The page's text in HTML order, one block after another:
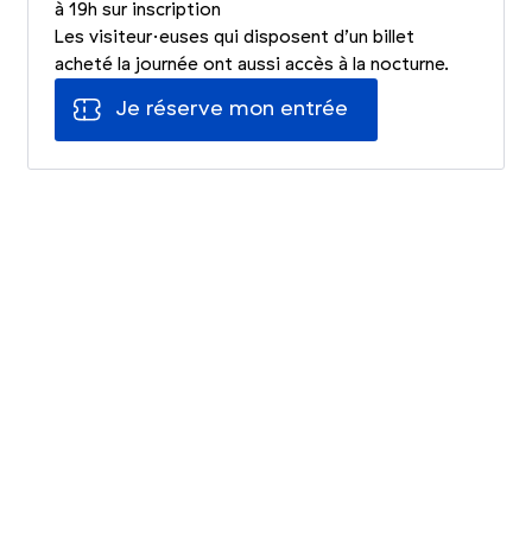
à 19h sur inscription
Les visiteur·euses qui disposent d’un billet
acheté la journée ont aussi accès à la nocturne.
Je réserve mon entrée